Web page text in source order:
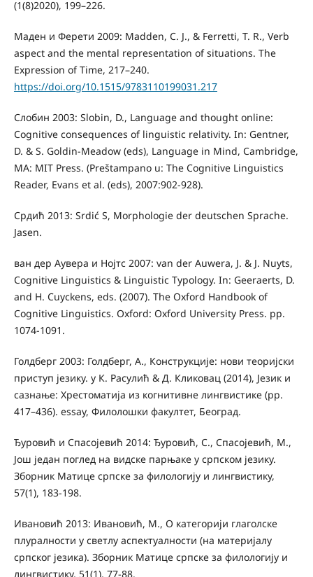
(1(8)2020), 199–226.
Маден и Ферети 2009: Madden, C. J., & Ferretti, T. R., Verb
aspect and the mental representation of situations. The
Expression of Time, 217–240.
https://doi.org/10.1515/9783110199031.217
Слобин 2003: Slobin, D., Language and thought online:
Cognitive consequences of linguistic relativity. In: Gentner,
D. & S. Goldin-Meadow (eds), Language in Mind, Cambridge,
MA: MIT Press. (Preštampano u: The Cognitive Linguistics
Reader, Evans et al. (eds), 2007:902-928).
Срдић 2013: Srdić S, Morphologie der deutschen Sprache.
Jasen.
ван дер Аувера и Нојтс 2007: van der Auwera, J. & J. Nuyts,
Cognitive Linguistics & Linguistic Typology. In: Geeraerts, D.
and H. Cuyckens, eds. (2007). The Oxford Handbook of
Cognitive Linguistics. Oxford: Oxford University Press. pp.
1074-1091.
Голдберг 2003: Голдберг, А., Конструкције: нови теоријски
приступ језику. у К. Расулић & Д. Кликовац (2014), Језик и
сазнање: Хрестоматија из когнитивне лингвистике (pp.
417–436). essay, Филолошки факултет, Београд.
Ђуровић и Спасојевић 2014: Ђуровић, С., Спасојевић, М.,
Још један поглед на видске парњаке у српском језику.
Зборник Матице српске за филологију и лингвистику,
57(1), 183-198.
Ивановић 2013: Ивановић, М., О категорији глаголске
плуралности у светлу аспектуалности (на материјалу
српског језика). Зборник Матице српске за филологију и
лингвистику, 51(1), 77-88.